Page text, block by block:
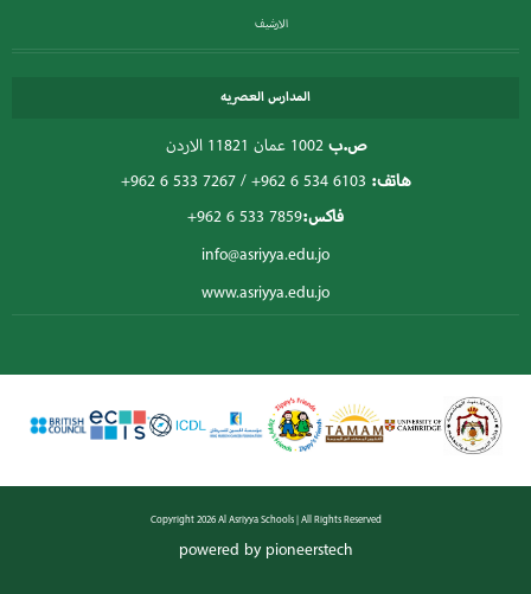
الارشيف
المدارس العصريه
ص.ب1002 عمان 11821 الاردن
هاتف: +962 6 534 6103
/
+962 6 533 7267
فاكس:+962 6 533 7859
info@asriyya.edu.jo
www.asriyya.edu.jo
Copyright 2026 Al Asriyya Schools | All Rights Reserved
powered by pioneerstech